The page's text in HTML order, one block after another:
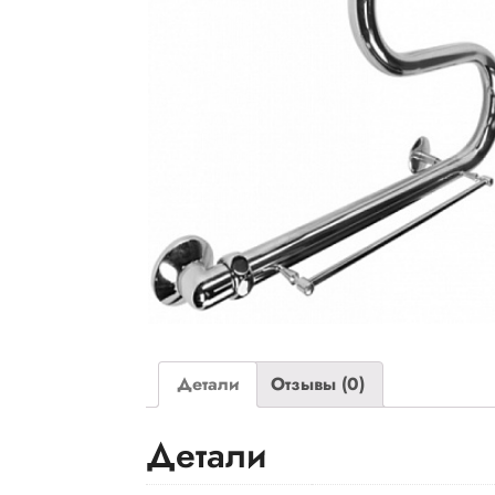
Детали Отзывы (0)
Детали